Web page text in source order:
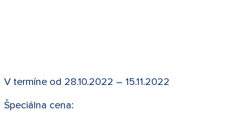
V termíne od 28.10.2022 – 15.11.2022
Špeciálna cena: